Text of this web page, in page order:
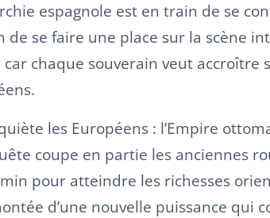
espagnole est en train de se
se faire une place sur la scène
chaque souverain veut
les Européens : l’Empire
coupe en partie les anciennes
pour atteindre les richesses
d’une nouvelle puissance qui